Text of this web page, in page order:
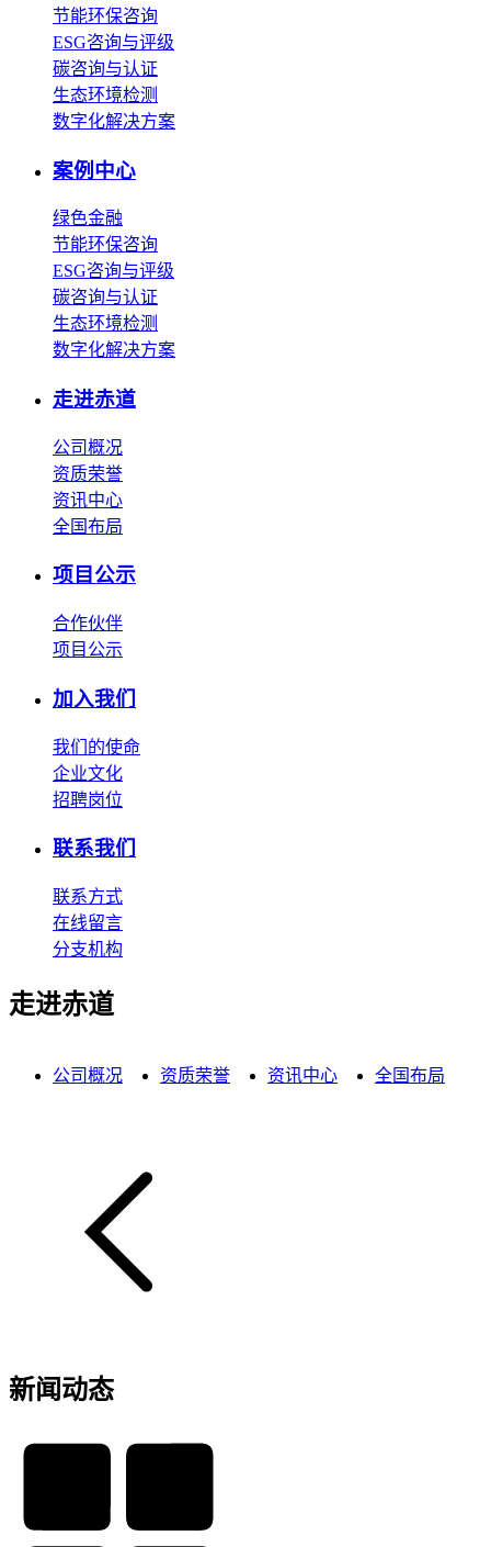
节能环保咨询
ESG咨询与评级
碳咨询与认证
生态环境检测
数字化解决方案
案例中心
绿色金融
节能环保咨询
ESG咨询与评级
碳咨询与认证
生态环境检测
数字化解决方案
走进赤道
公司概况
资质荣誉
资讯中心
全国布局
项目公示
合作伙伴
项目公示
加入我们
我们的使命
企业文化
招聘岗位
联系我们
联系方式
在线留言
分支机构
走进赤道
公司概况 资质荣誉 资讯中心 全国布局
新闻动态